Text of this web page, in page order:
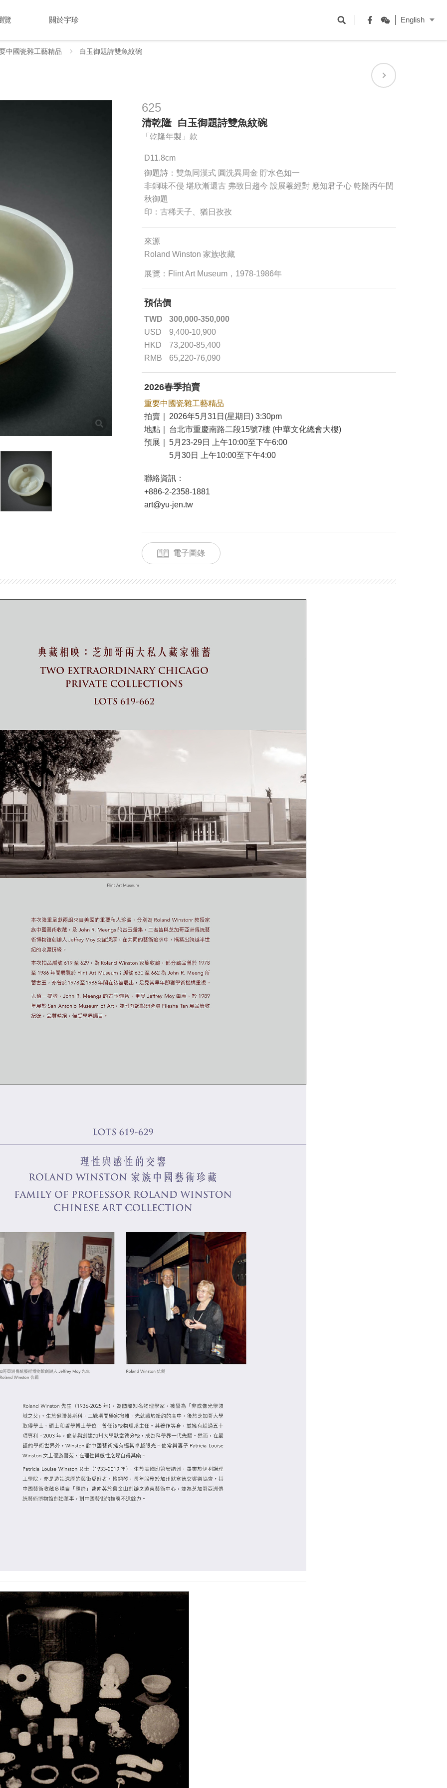
覽 關於宇珍
Facebook
WeChat
English
中國瓷雜工藝精品 白玉御題詩雙魚紋碗
625
清乾隆 白玉御題詩雙魚紋碗
「乾隆年製」款
D11.8cm
御題詩：雙魚同漢式 圓洗異周金 貯水色如一
非銅味不侵 堪欣漸還古 弗致日趨今 設展羲經對 應知君子心 乾隆丙午閏
秋御題
印：古稀天子、猶日孜孜
來源
Roland Winston 家族收藏
展覽：Flint Art Museum，1978-1986年
預估價
TWD
300,000-350,000
USD
9,400-10,900
HKD
73,200-85,400
RMB
65,220-76,090
2026春季拍賣
重要中國瓷雜工藝精品
拍賣｜
2026年5月31日(星期日) 3:30pm
地點｜
台北市重慶南路二段15號7樓 (中華文化總會大樓)
預展｜
5月23-29日 上午10:00至下午6:00
5月30日 上午10:00至下午4:00
聯絡資訊：
+886-2-2358-1881
art@yu-jen.tw
電子圖錄